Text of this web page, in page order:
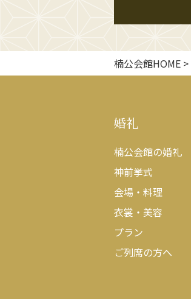
楠公会館HOME >
婚礼
楠公会館の婚礼
神前挙式
会場・料理
衣裳・美容
プラン
ご列席の方へ